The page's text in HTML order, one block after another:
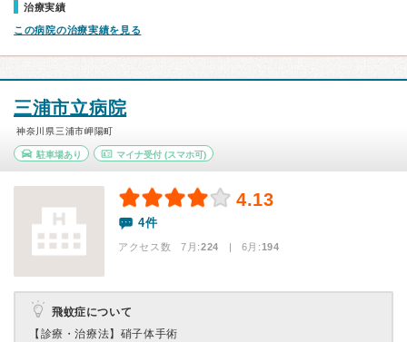
治療実績
この病院の治療実績を見る
三浦市立病院
神奈川県三浦市岬陽町
駐車場あり マイナ受付(スマホ可)
4.13
4件
アクセス数 7月:224 | 6月:194
飛蚊症について
【診療・治療法】 硝子体手術